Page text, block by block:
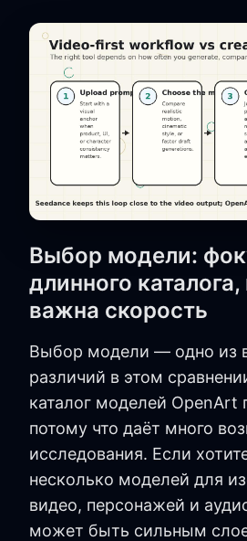
Выбор модели:
длинного каталога,
важна скорость
Выбор модели — одно из
различий в этом
каталог моделей OpenArt
потому что даёт много
исследования. Если
несколько моделей для
видео, персонажей и
может быть сильным